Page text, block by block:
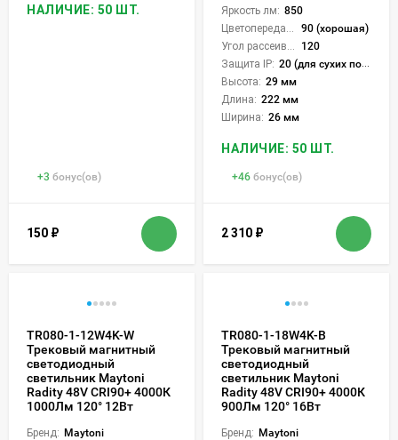
НАЛИЧИЕ: 50 ШТ.
+3 бонус(ов)
150 ₽
Яркость лм: 850
90 (хорошая)
120
Защита IP: 20 (для сухих пом.)
Высота: 29 мм
Длина: 222 мм
Ширина: 26 мм
НАЛИЧИЕ: 50 ШТ.
+46 бонус(ов)
2 310 ₽
TR080-1-12W4K-W
Трековый магнитный
светодиодный
светильник Maytoni
Radity 48V CRI90+ 4000К
1000Лм 120° 12Вт
Бренд: Maytoni
TR080-1-18W4K-B
Трековый магнитный
светодиодный
светильник Maytoni
Radity 48V CRI90+ 4000К
900Лм 120° 16Вт
Бренд: Maytoni